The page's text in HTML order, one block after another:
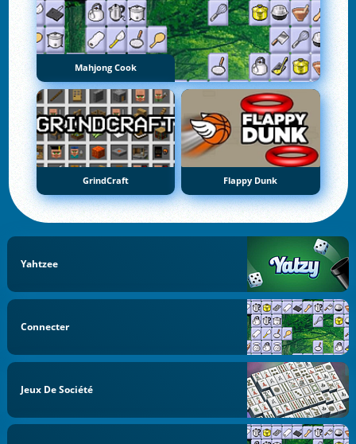
Mahjong Cook
GrindCraft Flappy Dunk
Yahtzee
Connecter
Jeux De Société